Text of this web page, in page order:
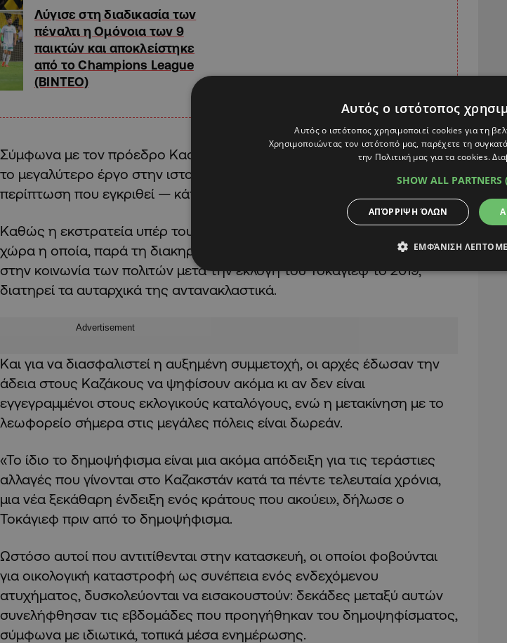
Λύγισε στη διαδικασία των
πέναλτι η Ομόνοια των 9
παικτών και αποκλείστηκε
από το Champions League
(ΒΙΝΤΕΟ)
Σύμφωνα με τον πρόεδρο Κασίμ-Τζομάρτ Τοκάγιεφ, θα πρόκειται «για
το μεγαλύτερο έργο στην ιστορία του ανεξάρτητου Καζακστάν» στην
περίπτωση που εγκριθεί — κάτι για το οποίο δεν υπάρχει αμφιβολία.
Καθώς η εκστρατεία υπέρ του ‘ναι’ ήταν η μοναδική που διεξήχθη στη
χώρα η οποία, παρά τη διακηρυγμένη βούληση να χαλαρώσει η πίεση
στην κοινωνία των πολιτών μετά την εκλογή του Τοκάγιεφ το 2019,
διατηρεί τα αυταρχικά της αντανακλαστικά.
Advertisement
Και για να διασφαλιστεί η αυξημένη συμμετοχή, οι αρχές έδωσαν την
άδεια στους Καζάκους να ψηφίσουν ακόμα κι αν δεν είναι
εγγεγραμμένοι στους εκλογικούς καταλόγους, ενώ η μετακίνηση με το
λεωφορείο σήμερα στις μεγάλες πόλεις είναι δωρεάν.
«Το ίδιο το δημοψήφισμα είναι μια ακόμα απόδειξη για τις τεράστιες
αλλαγές που γίνονται στο Καζακστάν κατά τα πέντε τελευταία χρόνια,
μια νέα ξεκάθαρη ένδειξη ενός κράτους που ακούει», δήλωσε ο
Τοκάγιεφ πριν από το δημοψήφισμα.
Ωστόσο αυτοί που αντιτίθενται στην κατασκευή, οι οποίοι φοβούνται
για οικολογική καταστροφή ως συνέπεια ενός ενδεχόμενου
ατυχήματος, δυσκολεύονται να εισακουστούν: δεκάδες μεταξύ αυτών
συνελήφθησαν τις εβδομάδες που προηγήθηκαν του δημοψηφίσματος,
σύμφωνα με ιδιωτικά, τοπικά μέσα ενημέρωσης.
Αυτός ο ιστότοπος
Αυτός ο ιστότοπος χρησιμοποιεί cookies για τη
Χρησιμοποιώντας τον ιστότοπό μας, παρέχετε τη
την Πολιτική μας για τα cookies.
SHOW ALL PARTNERS
ΑΠΌΡΡΙΨΗ ΌΛΩΝ
ΕΜΦΆΝΙΣΗ